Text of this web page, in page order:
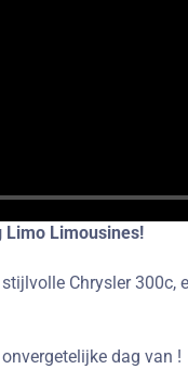
Limo Limousines!
Chrysler
dag van